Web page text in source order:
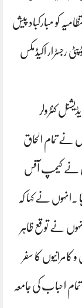
کو مبارکباد پیش
رجسٹرار اکیڈمکس
کنٹرولر
نے تمام الحاق
نے کیمپ آفس
۔انہوں نے کہا کہ
نے توقع ظاہر
کا سفر
احباب کی جامعہ